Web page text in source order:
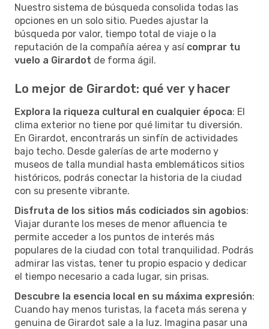
Nuestro sistema de búsqueda consolida todas las
opciones en un solo sitio. Puedes ajustar la
búsqueda por valor, tiempo total de viaje o la
reputación de la compañía aérea y así comprar tu
vuelo a Girardot de forma ágil.
Lo mejor de Girardot: qué ver y hacer
Explora la riqueza cultural en cualquier época: El
clima exterior no tiene por qué limitar tu diversión.
En Girardot, encontrarás un sinfín de actividades
bajo techo. Desde galerías de arte moderno y
museos de talla mundial hasta emblemáticos sitios
históricos, podrás conectar la historia de la ciudad
con su presente vibrante.
Disfruta de los sitios más codiciados sin agobios:
Viajar durante los meses de menor afluencia te
permite acceder a los puntos de interés más
populares de la ciudad con total tranquilidad. Podrás
admirar las vistas, tener tu propio espacio y dedicar
el tiempo necesario a cada lugar, sin prisas.
Descubre la esencia local en su máxima expresión:
Cuando hay menos turistas, la faceta más serena y
genuina de Girardot sale a la luz. Imagina pasar una